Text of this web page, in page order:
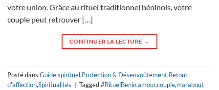
votre union. Grâce au rituel traditionnel béninois, votre
couple peut retrouver […]
CONTINUER LA LECTURE →
Posté dans Guide spirituel,Protection & Désenvoûtement,Retour
d'affection,Spiritualités Tagged#RituelBenin,amour,couple,marabout